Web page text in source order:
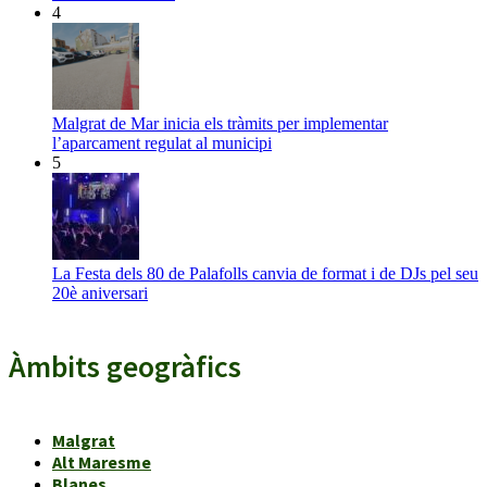
4
Malgrat de Mar inicia els tràmits per implementar
l’aparcament regulat al municipi
5
La Festa dels 80 de Palafolls canvia de format i de DJs pel seu
20è aniversari
Àmbits geogràfics
Malgrat
Alt Maresme